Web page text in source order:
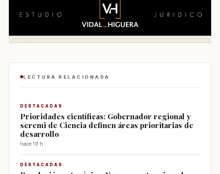
LECTURA RELACIONADA
DESTACADAS
Prioridades científicas: Gobernador regional y
seremi de Ciencia definen áreas prioritarias de
desarrollo
hace 19 h
DESTACADAS